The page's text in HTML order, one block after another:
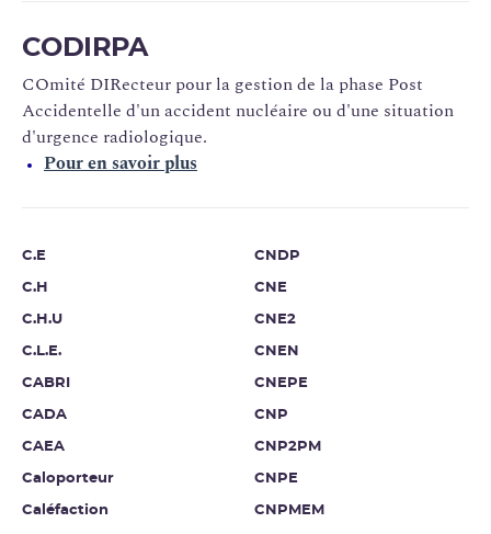
CODIRPA
COmité DIRecteur pour la gestion de la phase Post
Accidentelle d'un accident nucléaire ou d'une situation
d'urgence radiologique.
Pour en savoir plus
C.E
C.H
C.H.U
C.L.E.
CABRI
CADA
CAEA
Caloporteur
Caléfaction
CNDP
CNE
CNE2
CNEN
CNEPE
CNP
CNP2PM
CNPE
CNPMEM